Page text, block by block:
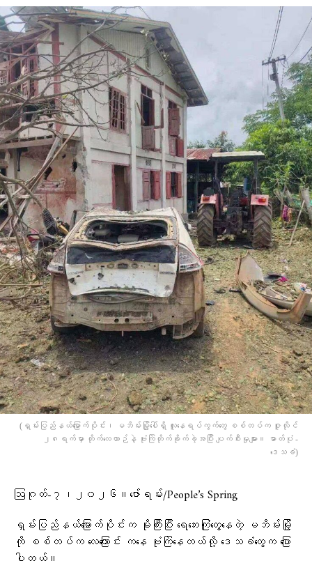
(ရှမ်းပြည်နယ်မြောက်ပိုင်း၊ မဘိမ်းမြို့ပေါ်ရှိ လူနေရပ်ကွက်တွေ စစ်တပ်က ဇူလိုင်
၂၈ရက်မှာ တိုက်လေယာဉ်နဲ့ ဗုံးကြဲတိုက်ခိုက်ခဲ့အပြီး ပျက်စီးမှုများ။ ဓာတ်ပုံ -
ဒေသခံ)
ဩဂုတ်-၇၊၂၀၂၆။ဇော်ရမ်း/People’s Spring
ရှမ်းပြည်နယ်မြောက်ပိုင်းက မိုးကြီးပြီး ရေဘေးကြုံတွေ့နေတဲ့ မဘိမ်းမြို့
ကို စစ်တပ်က လေကြောင်း ကနေ ဗုံးကြဲနေတယ်လို့ ဒေသခံတွေက ပြော
ပါတယ်။